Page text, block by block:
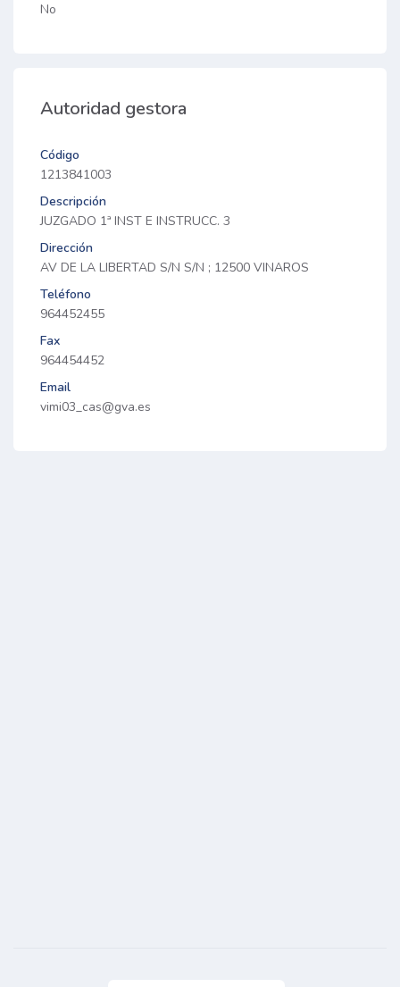
No
Autoridad gestora
Código
1213841003
Descripción
JUZGADO 1ª INST E INSTRUCC. 3
Dirección
AV DE LA LIBERTAD S/N S/N ; 12500 VINAROS
Teléfono
964452455
Fax
964454452
Email
vimi03_cas@gva.es